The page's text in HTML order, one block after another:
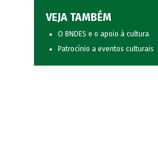
VEJA TAMBÉM
O BNDES e o apoio à cultura
Patrocínio a eventos culturais